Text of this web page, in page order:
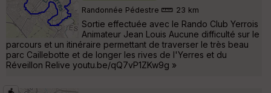
Randonnée Pédestre 23 km
Sortie effectuée avec le Rando Club Yerrois
Animateur Jean Louis Aucune difficulté sur le
parcours et un itinéraire permettant de traverser le très beau
parc Caillebotte et de longer les rives de l'Yerres et du
Réveillon Relive youtu.be/qQ7vP1ZKw9g »